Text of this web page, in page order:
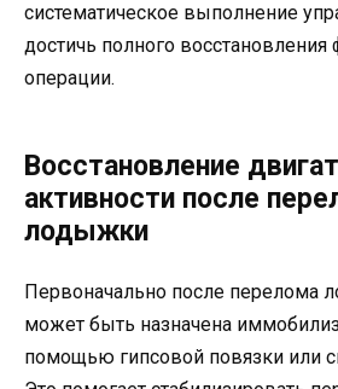
систематическое выполнение
достичь полного
операции.
Восстановление
активности после
лодыжки
Первоначально после перелома
может быть назначена
помощью гипсовой повязки или